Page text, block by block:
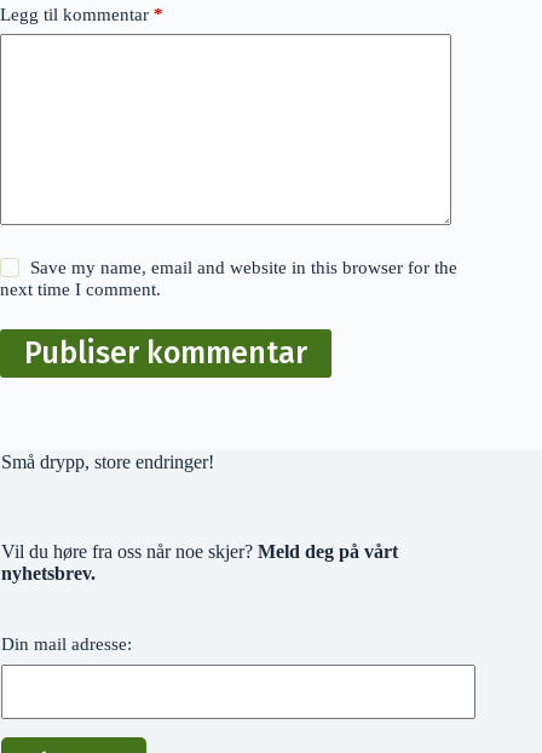
Legg til kommentar *
Save my name, email and website in this browser for the
next time I comment.
Publiser kommentar
Små drypp, store endringer!
Vil du høre fra oss når noe skjer? Meld deg på vårt
nyhetsbrev.
Din mail adresse: